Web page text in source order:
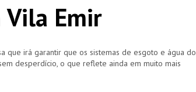
Vila Emir
que irá garantir que os sistemas de esgoto e água do
desperdício, o que reflete ainda em muito mais